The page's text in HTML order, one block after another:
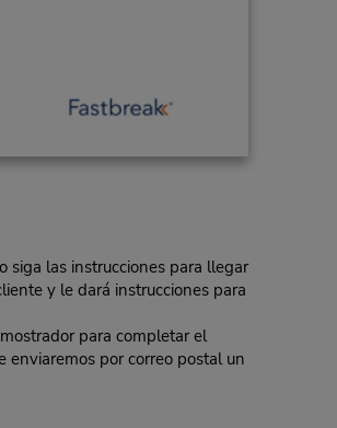
siga las instrucciones para llegar
y le dará instrucciones para
para completar el
por correo postal un